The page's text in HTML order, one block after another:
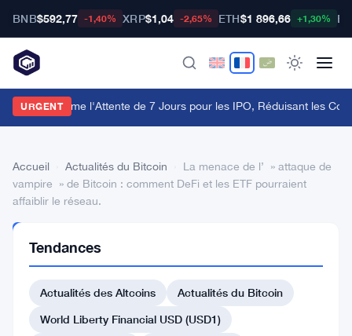
BNB$592,77 -1,40% XRP$1,04 -2,65% ETH$1 896,66 +1,30%
URGENT
FCA Supprime l'Attente de 7 Jours pour les IPO, Réduisant les
Accueil Actualités du Bitcoin
La menace de l’ » attaque de
vampire » de Bitcoin : comment DeFi et les ETF pourraient
affaiblir le réseau.
DU BITCOIN
menace
Tendances
Actualités des Altcoins
Actualités du Bitcoin
World Liberty Financial USD (USD1)